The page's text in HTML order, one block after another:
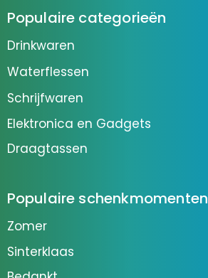
Populaire categorieën
Drinkwaren
Waterflessen
Schrijfwaren
Elektronica en Gadgets
Draagtassen
Populaire schenkmomenten
Zomer
Sinterklaas